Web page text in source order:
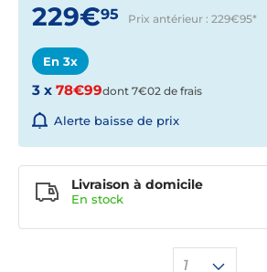
229€95 Prix antérieur : 229€95*
En 3x
3 x 78€99dont 7€02 de frais
Alerte baisse de prix
1
Livraison à domicile
En stock